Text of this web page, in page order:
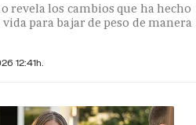
revela los cambios que ha hecho
para bajar de peso de manera
12:41h.